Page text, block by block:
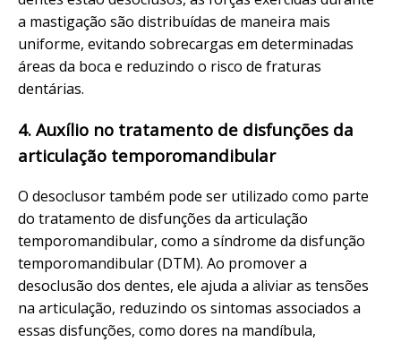
a mastigação são distribuídas de maneira mais
uniforme, evitando sobrecargas em determinadas
áreas da boca e reduzindo o risco de fraturas
dentárias.
4. Auxílio no tratamento de disfunções da
articulação temporomandibular
O desoclusor também pode ser utilizado como parte
do tratamento de disfunções da articulação
temporomandibular, como a síndrome da disfunção
temporomandibular (DTM). Ao promover a
desoclusão dos dentes, ele ajuda a aliviar as tensões
na articulação, reduzindo os sintomas associados a
essas disfunções, como dores na mandíbula,